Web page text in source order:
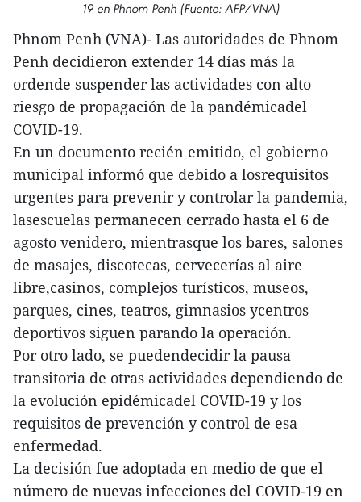
19 en Phnom Penh (Fuente: AFP/VNA)
Phnom Penh (VNA)- Las autoridades de Phnom
Penh decidieron extender 14 días más la
ordende suspender las actividades con alto
riesgo de propagación de la pandémicadel
COVID-19.
En un documento recién emitido, el gobierno
municipal informó que debido a losrequisitos
urgentes para prevenir y controlar la pandemia,
lasescuelas permanecen cerrado hasta el 6 de
agosto venidero, mientrasque los bares, salones
de masajes, discotecas, cervecerías al aire
libre,casinos, complejos turísticos, museos,
parques, cines, teatros, gimnasios ycentros
deportivos siguen parando la operación.
Por otro lado, se puedendecidir la pausa
transitoria de otras actividades dependiendo de
la evolución epidémicadel COVID-19 y los
requisitos de prevención y control de esa
enfermedad.
La decisión fue adoptada en medio de que el
número de nuevas infecciones del COVID-19 en